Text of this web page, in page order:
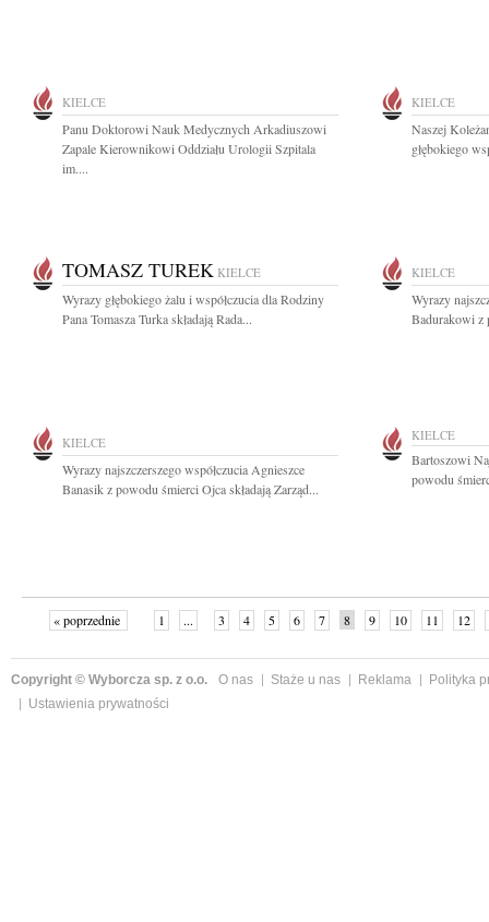
KIELCE
Panu Doktorowi Nauk Medycznych Arkadiuszowi
Zapale Kierownikowi Oddziału Urologii Szpitala
im....
KIELCE
Naszej
głębokiego
TOMASZ TUREK KIELCE
Wyrazy głębokiego żalu i współczucia dla Rodziny
Pana Tomasza Turka składają Rada...
KIELCE
Wyrazy
Badurakowi z
KIELCE
Wyrazy najszczerszego współczucia Agnieszce
Banasik z powodu śmierci Ojca składają Zarząd...
KIELCE
Bartoszowi
powodu
« poprzednie 1 ... 3 4 5 6 7 8 9 10 11 12
Copyright © Wyborcza sp. z o.o. O nas Staże u nas Reklama
Polityka
Ustawienia prywatności